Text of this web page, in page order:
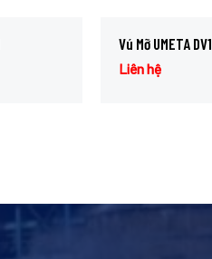
Vú Mỡ UMETA DV1
Liên hệ